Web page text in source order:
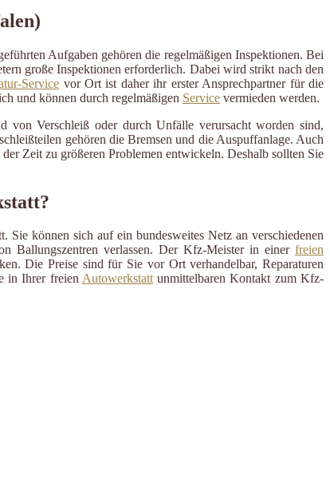
Aufgaben gehören die regelmäßigen Inspektionen. Bei
große Inspektionen erforderlich. Dabei wird strikt nach den
Service vor Ort ist daher ihr erster Ansprechpartner für die
und können durch regelmäßigen Service vermieden werden.
Verschleiß oder durch Unfälle verursacht worden sind,
gehören die Bremsen und die Auspuffanlage. Auch
Zeit zu größeren Problemen entwickeln. Deshalb sollten Sie
können sich auf ein bundesweites Netz an verschiedenen
Ballungszentren verlassen. Der Kfz-Meister in einer freien
Die Preise sind für Sie vor Ort verhandelbar, Reparaturen
in Ihrer freien Autowerkstattunmittelbaren Kontakt zum Kfz-